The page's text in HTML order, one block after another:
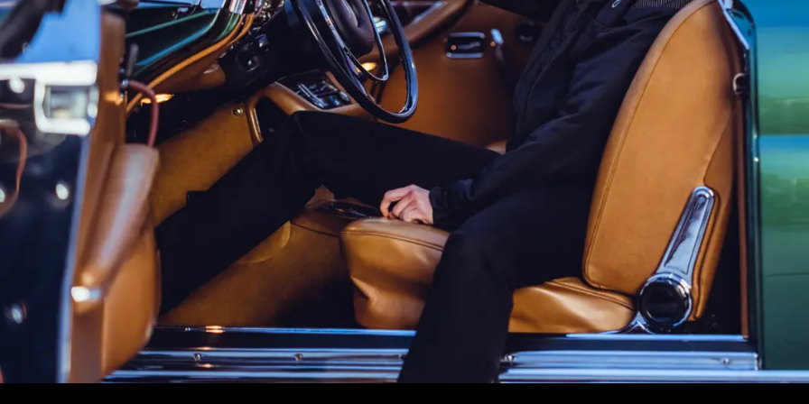
Mercedes-Maybach
Fahrzeugarten
Modellklassen
Mercedes-Benz
smart #1
Probefahrt vereinbaren
Fahrzeug konfigurieren
Ladelösungen
Flotten- & Geschäftskunden
Garantie
Wartung & Reparatur
Räder & Reifen
Digitale Extras
Servicetermin buchen
Beratungstermin vereinbaren